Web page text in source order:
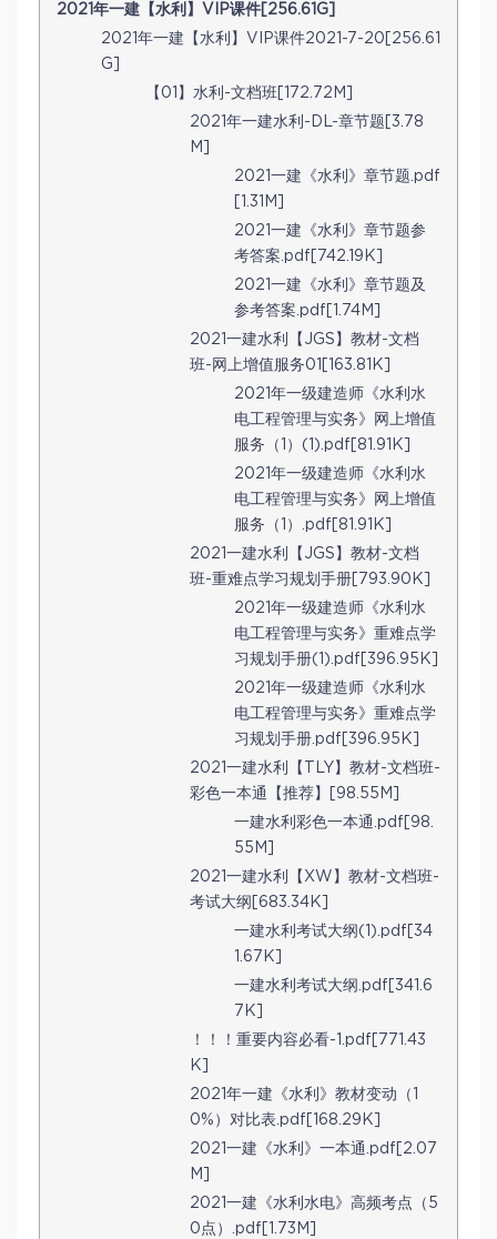
2021年一建【水利】VIP课件[256.61G]
2021年一建【水利】VIP课件2021-7-20[256.61
G]
【01】水利-文档班[172.72M]
2021年一建水利-DL-章节题[3.78
M]
2021一建《水利》章节题.pdf
[1.31M]
2021一建《水利》章节题参
考答案.pdf[742.19K]
2021一建《水利》章节题及
参考答案.pdf[1.74M]
2021一建水利【JGS】教材-文档
班-网上增值服务01[163.81K]
2021年一级建造师《水利水
电工程管理与实务》网上增值
服务（1）(1).pdf[81.91K]
2021年一级建造师《水利水
电工程管理与实务》网上增值
服务（1）.pdf[81.91K]
2021一建水利【JGS】教材-文档
班-重难点学习规划手册[793.90K]
2021年一级建造师《水利水
电工程管理与实务》重难点学
习规划手册(1).pdf[396.95K]
2021年一级建造师《水利水
电工程管理与实务》重难点学
习规划手册.pdf[396.95K]
2021一建水利【TLY】教材-文档班-
彩色一本通【推荐】[98.55M]
一建水利彩色一本通.pdf[98.
55M]
2021一建水利【XW】教材-文档班-
考试大纲[683.34K]
一建水利考试大纲(1).pdf[34
1.67K]
一建水利考试大纲.pdf[341.6
7K]
！！！重要内容必看-1.pdf[771.43
K]
2021年一建《水利》教材变动（1
0%）对比表.pdf[168.29K]
2021一建《水利》一本通.pdf[2.07
M]
2021一建《水利水电》高频考点（5
0点）.pdf[1.73M]